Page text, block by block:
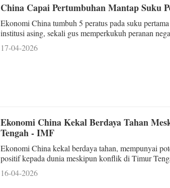
China Capai Pertumbuhan Mantap Suku
Ekonomi China tumbuh 5 peratus pada suku
institusi asing, sekali gus memperkukuh peranan
ekonomi global yang semakin penuh dengan
17-04-2026
Ekonomi China Kekal Berdaya Tahan
Tengah - IMF
Ekonomi China kekal berdaya tahan, mempunyai
positif kepada dunia meskipun konflik di Timur
ekonomi global.
16-04-2026